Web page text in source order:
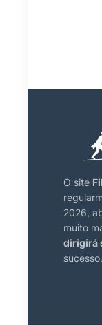
O site
2026,
muito
dirigirá